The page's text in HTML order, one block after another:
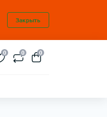
Закрыть
0 0 0